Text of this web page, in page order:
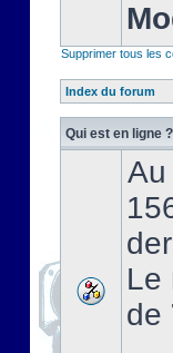
Supprimer tous les
Index du forum
Qui est en ligne ?
Au
Le
de